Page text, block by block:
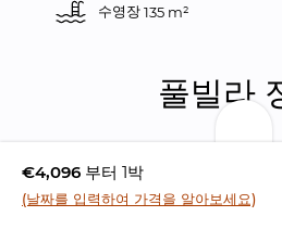
수영장 135 m²
풀빌라
풀빌라 노쿠 비치 하우스는 스
나밖에 없는 비치프론트 풀빌라
€4,096 부터 1박
(날짜를 입력하여 가격을 알아보세요)